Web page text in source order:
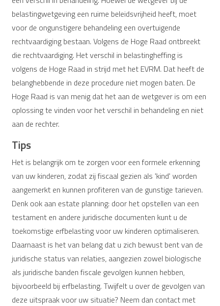
belastingwetgeving een ruime beleidsvrijheid heeft, moet
voor de ongunstigere behandeling een overtuigende
rechtvaardiging bestaan. Volgens de Hoge Raad ontbreekt
die rechtvaardiging. Het verschil in belastingheffing is
volgens de Hoge Raad in strijd met het EVRM. Dat heeft de
belanghebbende in deze procedure niet mogen baten. De
Hoge Raad is van menig dat het aan de wetgever is om een
oplossing te vinden voor het verschil in behandeling en niet
aan de rechter.
Tips
Het is belangrijk om te zorgen voor een formele erkenning
van uw kinderen, zodat zij fiscaal gezien als 'kind' worden
aangemerkt en kunnen profiteren van de gunstige tarieven.
Denk ook aan estate planning: door het opstellen van een
testament en andere juridische documenten kunt u de
toekomstige erfbelasting voor uw kinderen optimaliseren.
Daarnaast is het van belang dat u zich bewust bent van de
juridische status van relaties, aangezien zowel biologische
als juridische banden fiscale gevolgen kunnen hebben,
bijvoorbeeld bij erfbelasting. Twijfelt u over de gevolgen van
deze uitspraak voor uw situatie? Neem dan contact met